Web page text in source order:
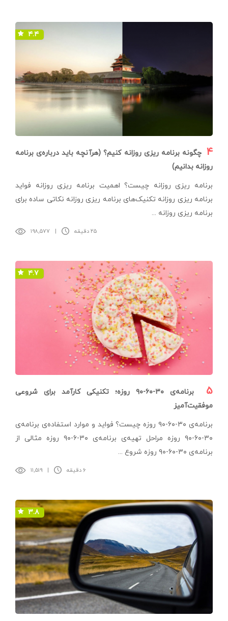
۴.۴
۴ چگونه برنامه ریزی روزانه کنیم؟ (هرآنچه باید درباره‌ی برنامه
روزانه بدانیم)
برنامه ریزی روزانه چیست؟ اهمیت برنامه ریزی روزانه فواید
برنامه ریزی روزانه تکنیک‌های برنامه ریزی روزانه نکاتی ساده برای
برنامه ریزی روزانه ...
۱۹۸,۵۷۷ | ۲۵ دقیقه
۴.۷
۵
برنامه‌‌‌ی ۳۰-۶۰-۹۰ روزه؛ تکنیکی کارآمد برای شروعی
موفقیت‌آمیز
برنامه‌‌‌ی ۳۰-۶۰-۹۰ روزه چیست؟ فواید و موارد استفاده‌ی برنامه‌ی
۳۰-۶۰-۹۰ روزه مراحل تهیه‌ی برنامه‌ی ۳۰-۶-۹۰ روزه مثالی از
برنامه‌ی ۳۰-۶۰-۹۰ روزه شروع ...
۱۱,۵۱۹ | ۶ دقیقه
۳.۸